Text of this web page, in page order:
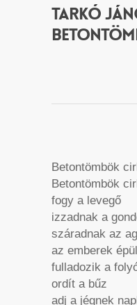
Tarkó
Betontömbök
Betontömbök
fogy a levegő
izzadnak a
száradnak az
az emberek
fulladozik a
ordít a bűz
adj a jégnek